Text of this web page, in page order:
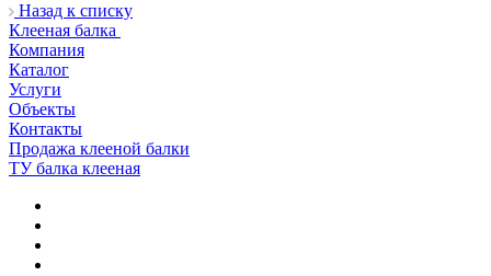
Назад к списку
Клееная балка
Компания
Каталог
Услуги
Объекты
Контакты
Продажа клееной балки
ТУ балка клееная